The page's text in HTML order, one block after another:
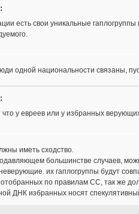
есть свои уникальные
одной национальности связаны,
у евреев или у избранных
иметь сходство.
большинстве случаев,
их гаплогруппы будут
отобранных по правилам СС, так же
ДНК избранных носят